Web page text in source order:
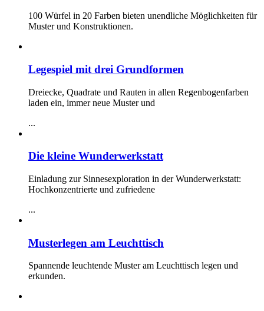
100 Würfel in 20 Farben bieten unendliche Möglichkeiten für
Muster und Konstruktionen.
Legespiel mit drei Grundformen
Dreiecke, Quadrate und Rauten in allen Regenbogenfarben
laden ein, immer neue Muster und
...
Die kleine Wunderwerkstatt
Einladung zur Sinnesexploration in der Wunderwerkstatt:
Hochkonzentrierte und zufriedene
...
Musterlegen am Leuchttisch
Spannende leuchtende Muster am Leuchttisch legen und
erkunden.